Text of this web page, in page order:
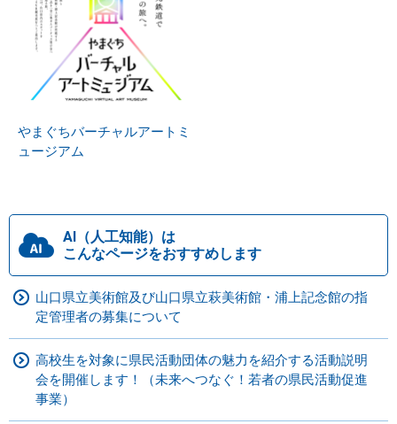
やまぐちバーチャルアートミ
ュージアム
AI（人工知能）は
こんなページをおすすめします
山口県立美術館及び山口県立萩美術館・浦上記念館の指
定管理者の募集について
高校生を対象に県民活動団体の魅力を紹介する活動説明
会を開催します！（未来へつなぐ！若者の県民活動促進
事業）